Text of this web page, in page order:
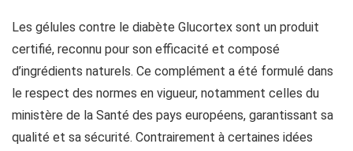
Les gélules contre le diabète Glucortex sont un produit
certifié, reconnu pour son efficacité et composé
d’ingrédients naturels. Ce complément a été formulé dans
le respect des normes en vigueur, notamment celles du
ministère de la Santé des pays européens, garantissant sa
qualité et sa sécurité. Contrairement à certaines idées